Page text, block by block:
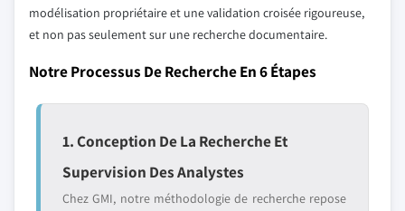
modélisation propriétaire et une validation croisée rigoureuse,
et non pas seulement sur une recherche documentaire.
Notre Processus De Recherche En 6 Étapes
1. Conception De La Recherche Et
Supervision Des Analystes
Chez GMI, notre méthodologie de recherche repose